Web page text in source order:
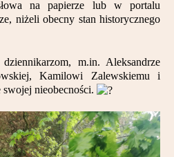
na papierze lub w portalu
niżeli obecny stan historycznego
m.in. Aleksandrze
Kamilowi Zalewskiemu i
nieobecności.